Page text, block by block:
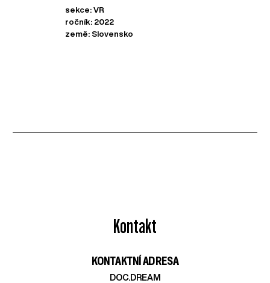
sekce: VR
ročník: 2022
země: Slovensko
Kontakt
KONTAKTNÍ ADRESA
DOC.DREAM​